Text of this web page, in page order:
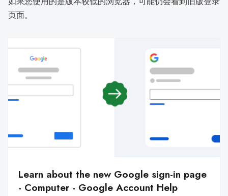
页面。
Learn about the new Google sign-in page
- Computer - Google Account Help